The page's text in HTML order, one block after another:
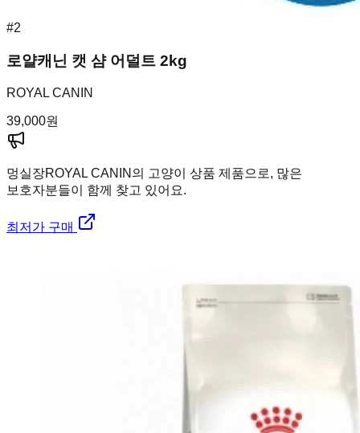
#2
로얄캐닌 캣 샴 어덜트 2kg
ROYAL CANIN
39,000원
멍실장ROYAL CANIN의 고양이 상품 제품으로, 많은
보호자분들이 함께 찾고 있어요.
최저가 구매